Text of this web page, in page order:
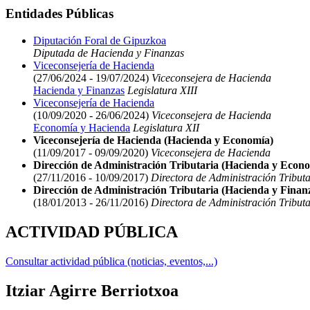
Entidades Públicas
Diputación Foral de Gipuzkoa
Diputada de Hacienda y Finanzas
Viceconsejería de Hacienda
(27/06/2024 - 19/07/2024) Viceconsejera de Hacienda
Hacienda y Finanzas Legislatura XIII
Viceconsejería de Hacienda
(10/09/2020 - 26/06/2024) Viceconsejera de Hacienda
Economía y Hacienda Legislatura XII
Viceconsejería de Hacienda (Hacienda y Economía)
(11/09/2017 - 09/09/2020) Viceconsejera de Hacienda
Dirección de Administración Tributaria (Hacienda y
(27/11/2016 - 10/09/2017) Directora de Administración
Dirección de Administración Tributaria (Hacienda y
(18/01/2013 - 26/11/2016) Directora de Administración
ACTIVIDAD PÚBLICA
Consultar actividad pública (noticias, eventos,...)
Itziar Agirre Berriotxoa